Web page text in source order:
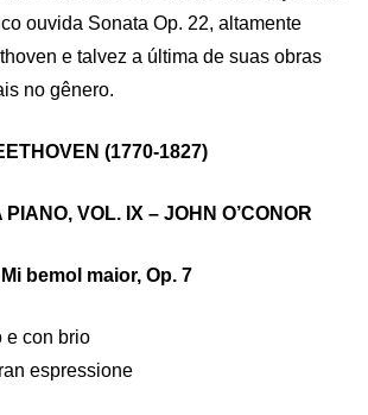
ouvida Sonata Op. 22, altamente
e talvez a última de suas obras
no gênero.
(1770-1827)
VOL. IX – JOHN O’CONOR
bemol maior, Op. 7
e con brio
espressione